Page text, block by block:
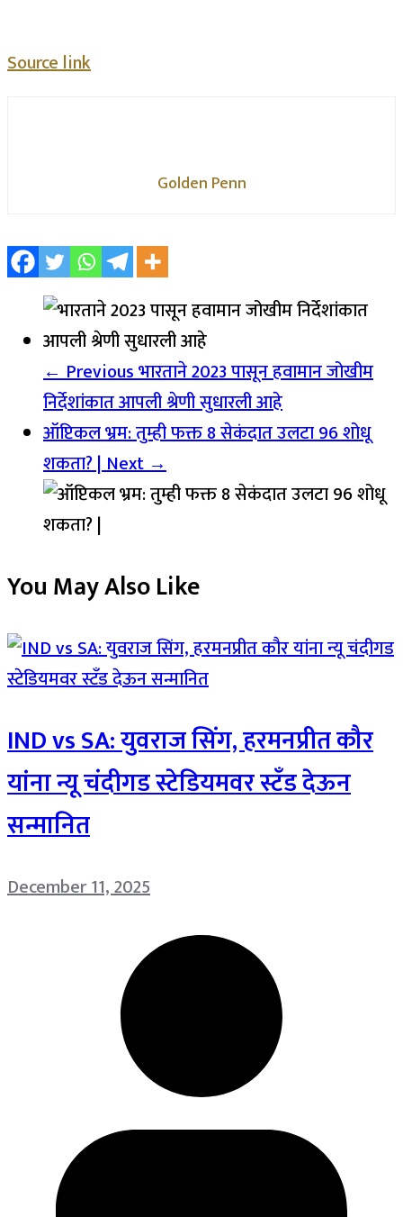
Source link
Golden Penn
← Previousभारताने 2023 पासून हवामान जोखीम
निर्देशांकात आपली श्रेणी सुधारली आहे
ऑप्टिकल भ्रम: तुम्ही फक्त 8 सेकंदात उलटा 96 शोधू
शकता? |Next →
You May Also Like
IND vs SA: युवराज सिंग, हरमनप्रीत कौर
यांना न्यू चंदीगड स्टेडियमवर स्टँड देऊन
सन्मानित
December 11, 2025